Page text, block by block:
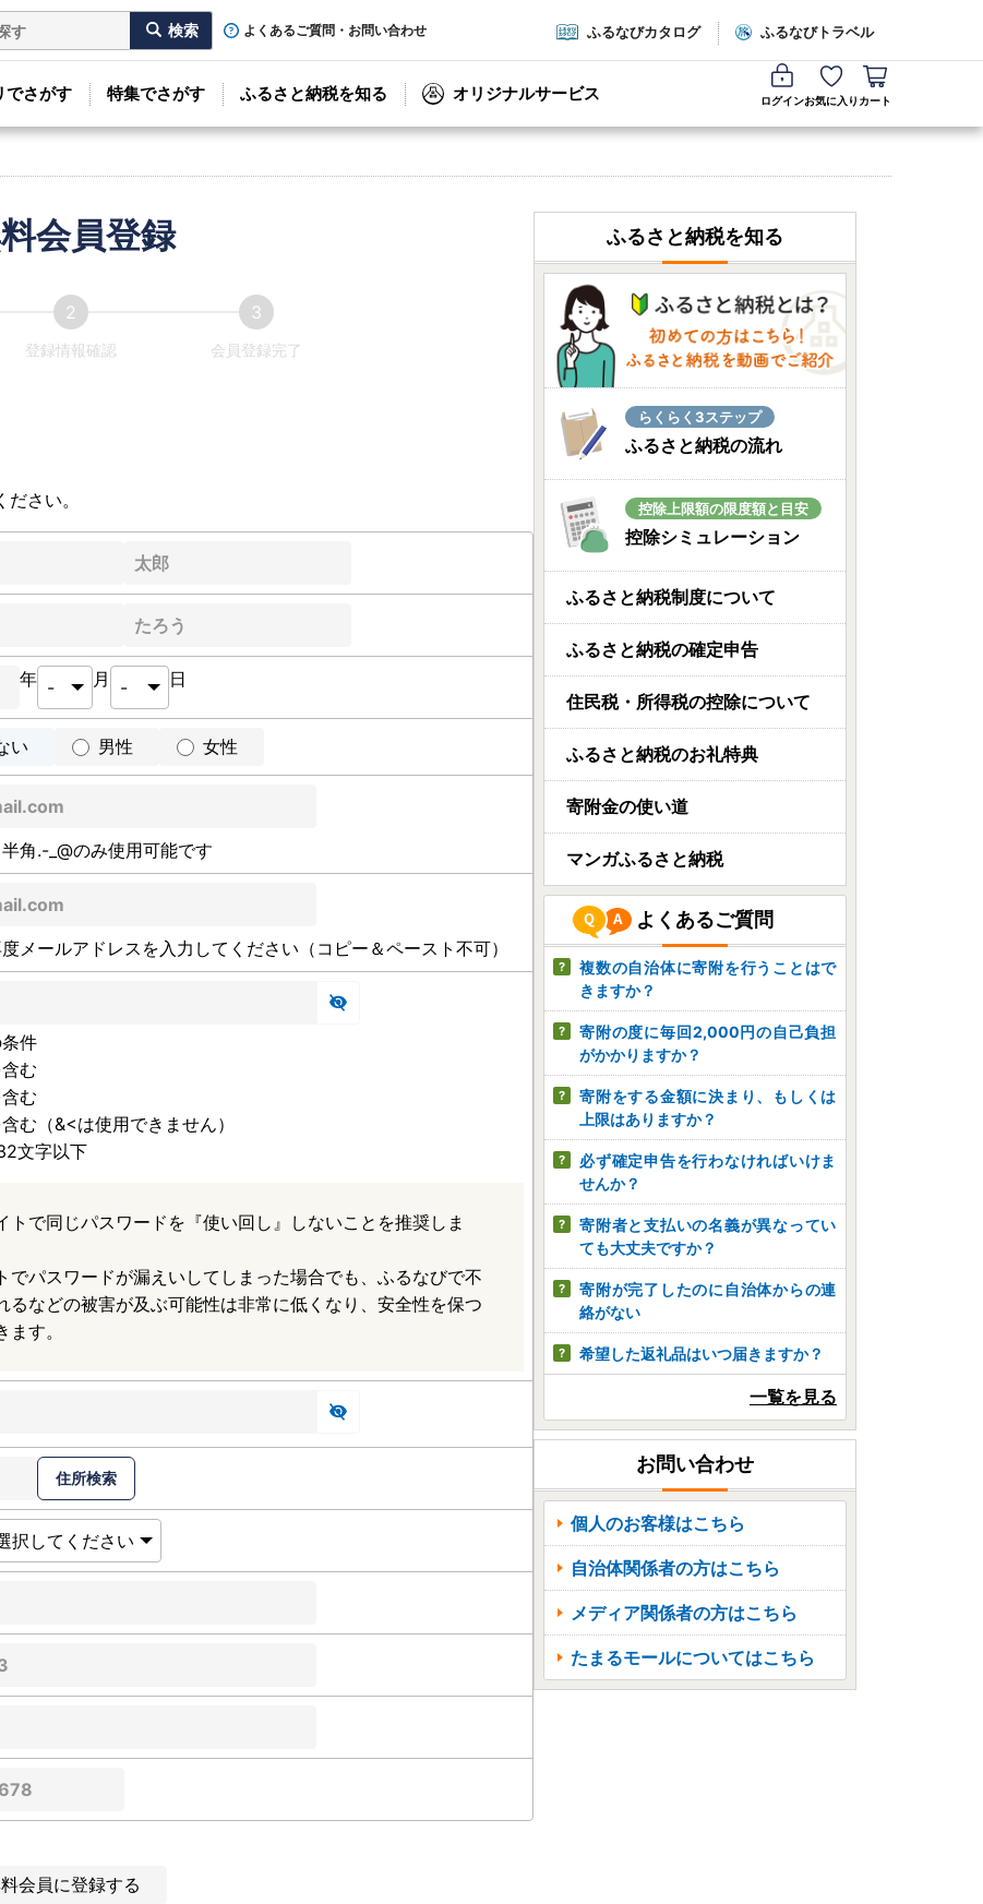
よくあるご質問・お問い合わせ ふるなびカタログ ふるなびトラベル
でさがす 特集でさがす ふるさと納税を知る オリジナルサービス ログインお気に入り カート
会員登録
登録情報確認 会員登録完了
さい。
年 月 日
い 男性 女性
角.-_@のみ使用可能です
メールアドレスを入力してください（コピー＆ペースト不可）
件
む
む
む（&<は使用できません）
文字以下
トで同じパスワードを『使い回し』しないことを推奨しま
でパスワードが漏えいしてしまった場合でも、ふるなびで不
るなどの被害が及ぶ可能性は非常に低くなり、安全性を保つ
ます。
会員に登録する
ふるさと納税を知る
らくらく3ステップ
ふるさと納税の流れ
控除上限額の限度額と目安
控除シミュレーション
ふるさと納税制度について
ふるさと納税の確定申告
住民税・所得税の控除について
ふるさと納税のお礼特典
寄附金の使い道
マンガふるさと納税
よくあるご質問
複数の自治体に寄附を行うことはで
きますか？
寄附の度に毎回2,000円の自己負担
がかかりますか？
寄附をする金額に決まり、もしくは
上限はありますか？
必ず確定申告を行わなければいけま
せんか？
寄附者と支払いの名義が異なってい
ても大丈夫ですか？
寄附が完了したのに自治体からの連
絡がない
希望した返礼品はいつ届きますか？
一覧を見る
お問い合わせ
個人のお客様はこちら
自治体関係者の方はこちら
メディア関係者の方はこちら
たまるモールについてはこちら